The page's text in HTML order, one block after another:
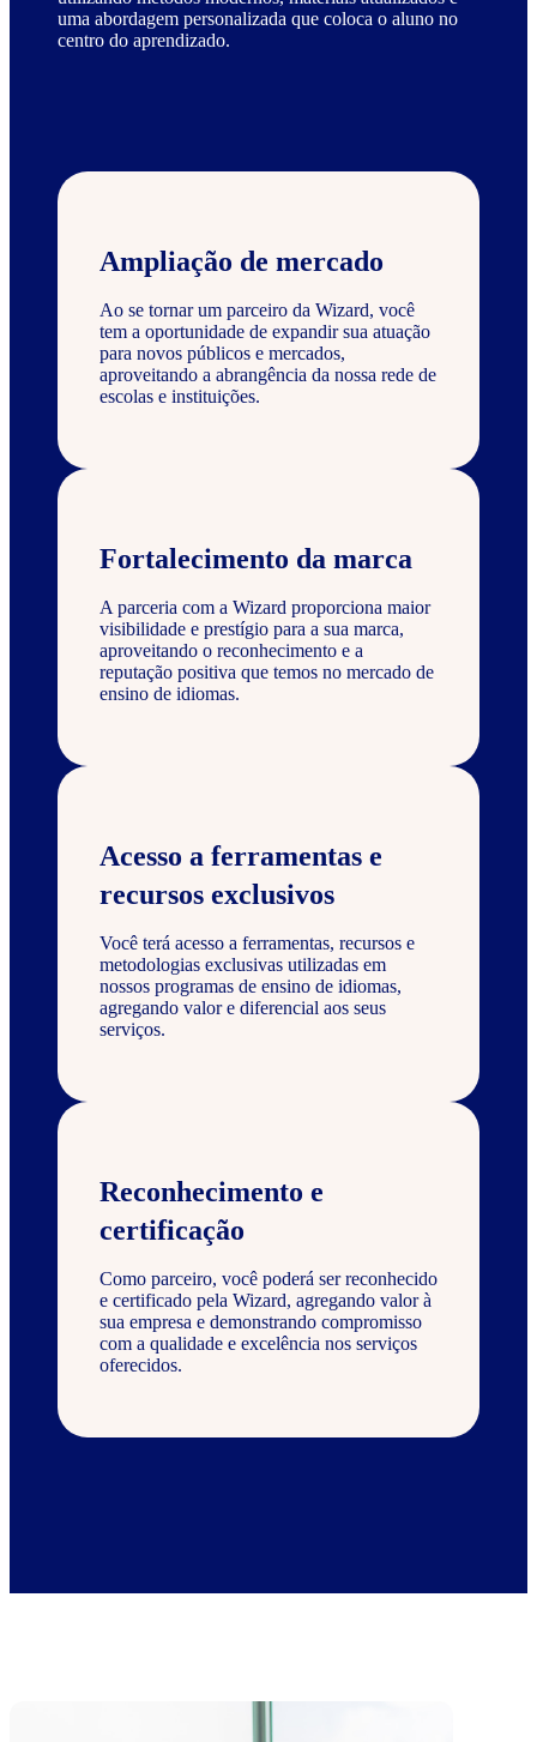
uma abordagem personalizada que coloca o aluno no
centro do aprendizado.
Ampliação de mercado
Ao se tornar um parceiro da Wizard, você
tem a oportunidade de expandir sua atuação
para novos públicos e mercados,
aproveitando a abrangência da nossa rede de
escolas e instituições.
Fortalecimento da marca
A parceria com a Wizard proporciona maior
visibilidade e prestígio para a sua marca,
aproveitando o reconhecimento e a
reputação positiva que temos no mercado de
ensino de idiomas.
Acesso a ferramentas e
recursos exclusivos
Você terá acesso a ferramentas, recursos e
metodologias exclusivas utilizadas em
nossos programas de ensino de idiomas,
agregando valor e diferencial aos seus
serviços.
Reconhecimento e
certificação
Como parceiro, você poderá ser reconhecido
e certificado pela Wizard, agregando valor à
sua empresa e demonstrando compromisso
com a qualidade e excelência nos serviços
oferecidos.